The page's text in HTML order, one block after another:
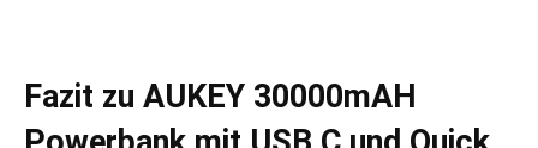
Fazit zu AUKEY 30000mAH